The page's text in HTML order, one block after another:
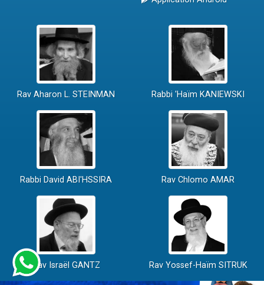
Rav Aharon L. STEINMAN Rabbi 'Haïm KANIEWSKI
Rabbi David ABI'HSSIRA Rav Chlomo AMAR
Rav Israël GANTZ Rav Yossef-Haïm SITRUK